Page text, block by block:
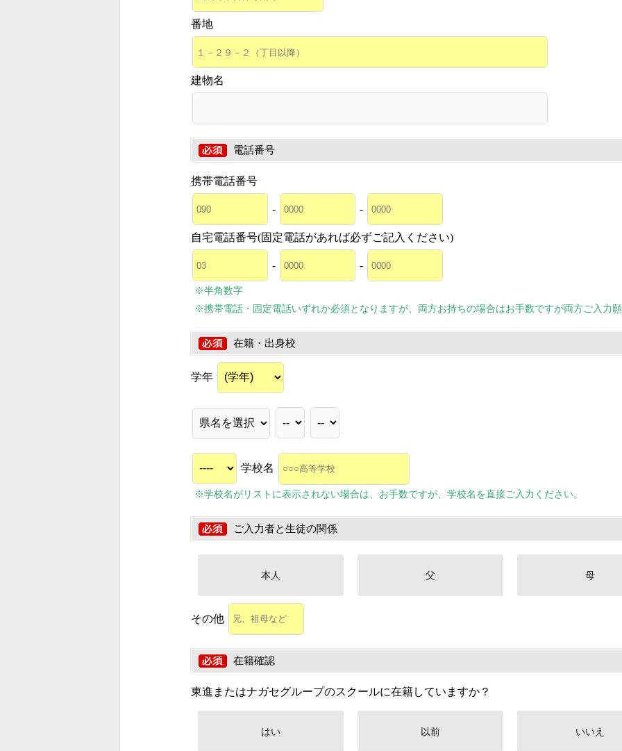
番地
建物名
電話番号
携帯電話番号
- -
自宅電話番号(固定電話があれば必ずご記入ください)
- -
※半角数字
※携帯電話・固定電話いずれか必須となりますが、両方お持ちの場合はお手数ですが両方ご入力
在籍・出身校
学年
学校名
※学校名がリストに表示されない場合は、お手数ですが、学校名を直接ご入力ください。
ご入力者と生徒の関係
本人 父 母
その他
在籍確認
東進またはナガセグループのスクールに在籍していますか？
はい 以前 いいえ